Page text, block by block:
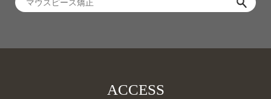
ACCESS